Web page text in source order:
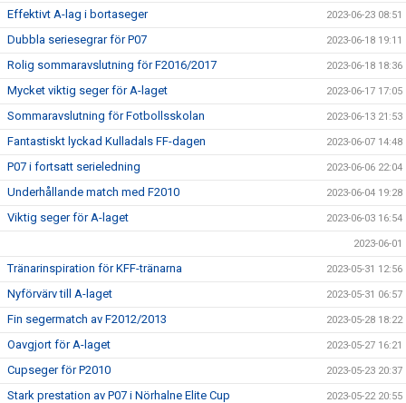
Effektivt A-lag i bortaseger 2023-06-23 08:51
Dubbla seriesegrar för P07 2023-06-18 19:11
Rolig sommaravslutning för F2016/2017 2023-06-18 18:36
Mycket viktig seger för A-laget 2023-06-17 17:05
Sommaravslutning för Fotbollsskolan 2023-06-13 21:53
Fantastiskt lyckad Kulladals FF-dagen 2023-06-07 14:48
P07 i fortsatt serieledning 2023-06-06 22:04
Underhållande match med F2010 2023-06-04 19:28
Viktig seger för A-laget 2023-06-03 16:54
2023-06-01
Tränarinspiration för KFF-tränarna 2023-05-31 12:56
Nyförvärv till A-laget 2023-05-31 06:57
Fin segermatch av F2012/2013 2023-05-28 18:22
Oavgjort för A-laget 2023-05-27 16:21
Cupseger för P2010 2023-05-23 20:37
Stark prestation av P07 i Nörhalne Elite Cup 2023-05-22 20:55